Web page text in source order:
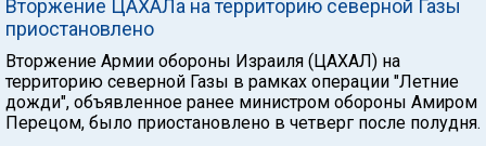
Вторжение ЦАХАЛа на территорию северной Газы
приостановлено
Вторжение Армии обороны Израиля (ЦАХАЛ) на
территорию северной Газы в рамках операции "Летние
дожди", объявленное ранее министром обороны Амиром
Перецом, было приостановлено в четверг после полудня.